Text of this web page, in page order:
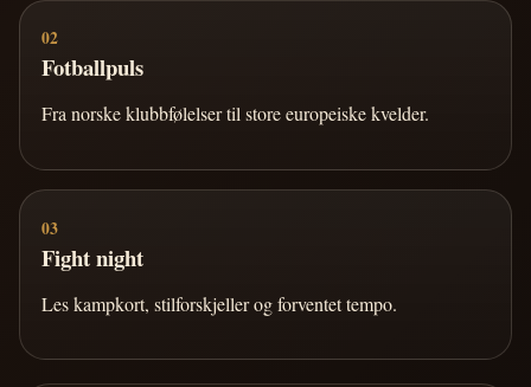
02
Fotballpuls
Fra norske klubbfølelser til store europeiske kvelder.
03
Fight night
Les kampkort, stilforskjeller og forventet tempo.